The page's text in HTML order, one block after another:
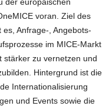
voran. Ziel des
es, Anfrage-, Angebots-
im MICE-Markt
stärker zu vernetzen und
Hintergrund ist die
Internationalisierung
und Events sowie die